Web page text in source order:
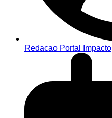
Redacao Portal Impacto